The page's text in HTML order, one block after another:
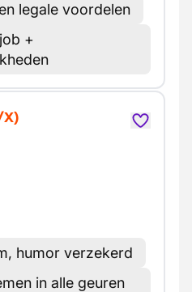
legale voordelen
+
humor verzekerd
in alle geuren